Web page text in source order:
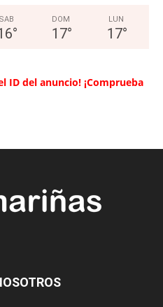
SAB
°
DOM
17°
LUN
17°
ID del anuncio! ¡Comprueba